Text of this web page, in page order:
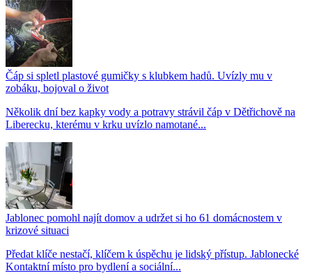
Čáp si spletl plastové gumičky s klubkem hadů. Uvízly mu v
zobáku, bojoval o život
Několik dní bez kapky vody a potravy strávil čáp v Dětřichově na
Liberecku, kterému v krku uvízlo namotané...
Jablonec pomohl najít domov a udržet si ho 61 domácnostem v
krizové situaci
Předat klíče nestačí, klíčem k úspěchu je lidský přístup. Jablonecké
Kontaktní místo pro bydlení a sociální...